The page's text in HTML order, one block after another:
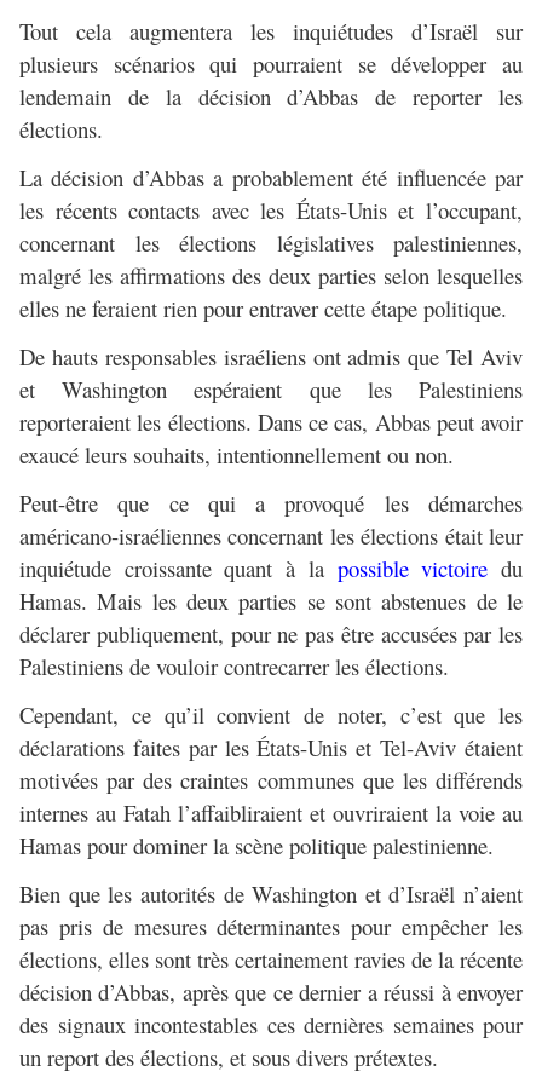
Tout cela augmentera les inquiétudes d’Israël sur
plusieurs scénarios qui pourraient se développer au
lendemain de la décision d’Abbas de reporter les
élections.
La décision d’Abbas a probablement été influencée par
les récents contacts avec les États-Unis et l’occupant,
concernant les élections législatives palestiniennes,
malgré les affirmations des deux parties selon lesquelles
elles ne feraient rien pour entraver cette étape politique.
De hauts responsables israéliens ont admis que Tel Aviv
et Washington espéraient que les Palestiniens
reporteraient les élections. Dans ce cas, Abbas peut avoir
exaucé leurs souhaits, intentionnellement ou non.
Peut-être que ce qui a provoqué les démarches
américano-israéliennes concernant les élections était leur
inquiétude croissante quant à la possible victoire du
Hamas. Mais les deux parties se sont abstenues de le
déclarer publiquement, pour ne pas être accusées par les
Palestiniens de vouloir contrecarrer les élections.
Cependant, ce qu’il convient de noter, c’est que les
déclarations faites par les États-Unis et Tel-Aviv étaient
motivées par des craintes communes que les différends
internes au Fatah l’affaibliraient et ouvriraient la voie au
Hamas pour dominer la scène politique palestinienne.
Bien que les autorités de Washington et d’Israël n’aient
pas pris de mesures déterminantes pour empêcher les
élections, elles sont très certainement ravies de la récente
décision d’Abbas, après que ce dernier a réussi à envoyer
des signaux incontestables ces dernières semaines pour
un report des élections, et sous divers prétextes.